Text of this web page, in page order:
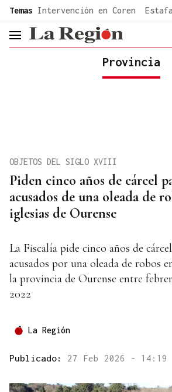
common.go-to-content
Temas Intervención en Coren
header.menu.open
Provincia
Piden cinco años de cárcel
acusados de una oleada de
iglesias de Ourense
OBJETOS DEL SIGLO XVIII
La Fiscalía pide cinco años de
acusados por una oleada de robos
la provincia de Ourense entre
2022
La Región
Publicado: 27 Feb 2026 - 14:19